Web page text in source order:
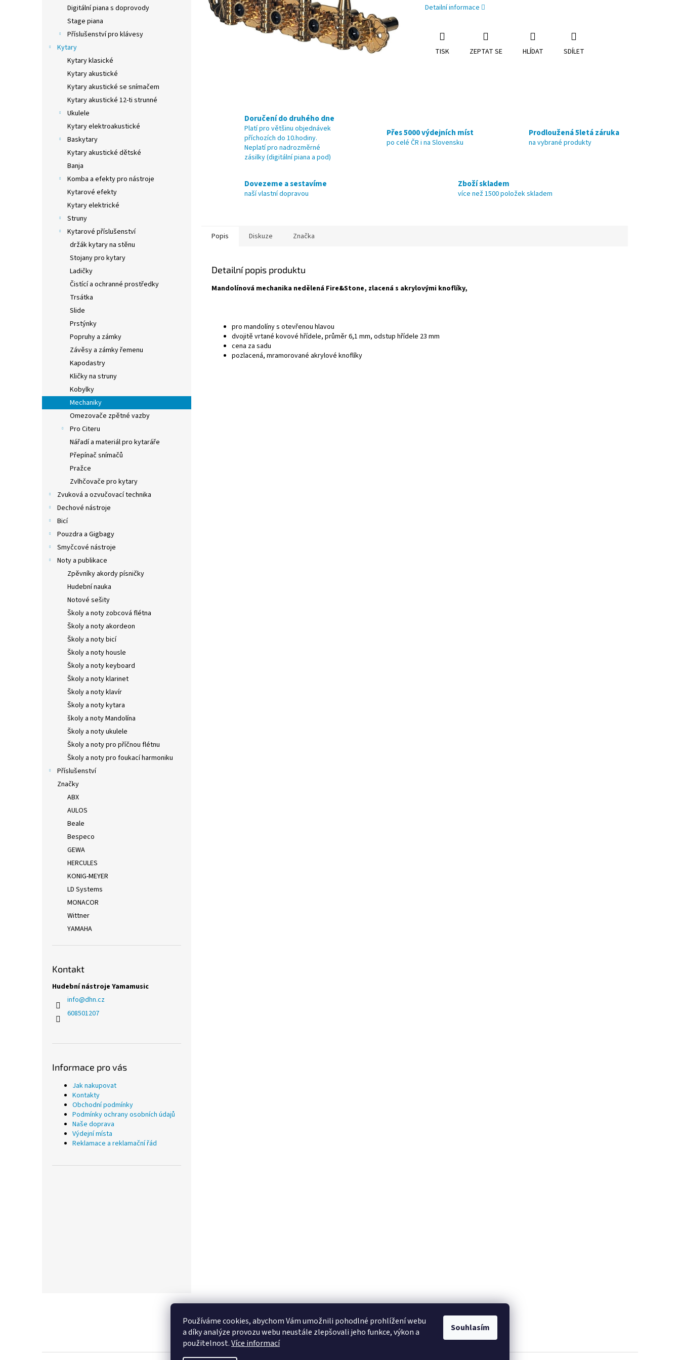
Používáme cookies, abychom Vám umožnili pohodlné prohlížení webu
a díky analýze provozu webu neustále zlepšovali jeho funkce, výkon a
použitelnost.Více informací
Souhlasím
Digitální piana s doprovody
Stage piana
Příslušenství pro klávesy
Kytary
Kytary klasické
Kytary akustické
Kytary akustické se snímačem
Kytary akustické 12-ti strunné
Ukulele
Kytary elektroakustické
Baskytary
Kytary akustické dětské
Banja
Komba a efekty pro nástroje
Kytarové efekty
Kytary elektrické
Struny
Kytarové příslušenství
držák kytary na stěnu
Stojany pro kytary
Ladičky
Čistící a ochranné prostředky
Trsátka
Slide
Prstýnky
Popruhy a zámky
Závěsy a zámky řemenu
Kapodastry
Kličky na struny
Kobylky
Mechaniky
Omezovače zpětné vazby
Pro Citeru
Nářadí a materiál pro kytaráře
Přepínač snímačů
Pražce
Zvlhčovače pro kytary
Zvuková a ozvučovací technika
Dechové nástroje
Bicí
Pouzdra a Gigbagy
Smyčcové nástroje
Noty a publikace
Zpěvníky akordy písničky
Hudební nauka
Notové sešity
Školy a noty zobcová flétna
Školy a noty akordeon
Školy a noty bicí
Školy a noty housle
Školy a noty keyboard
Školy a noty klarinet
Školy a noty klavír
Školy a noty kytara
školy a noty Mandolína
Školy a noty ukulele
Školy a noty pro příčnou flétnu
Školy a noty pro foukací harmoniku
Příslušenství
Značky
ABX
AULOS
Beale
Bespeco
GEWA
HERCULES
KONIG-MEYER
LD Systems
MONACOR
Wittner
YAMAHA
Kontakt
Hudební nástroje Yamamusic
info@dhn.cz
608501207
Informace pro vás
Jak nakupovat
Kontakty
Obchodní podmínky
Podmínky ochrany osobních údajů
Naše doprava
Výdejní místa
Reklamace a reklamační řád
Detailní informace
TISK ZEPTAT SE HLÍDAT SDÍLET
Doručení do druhého dne
Platí pro většinu objednávek
příchozích do 10.hodiny.
Neplatí pro nadrozměrné
zásilky (digitální piana a pod)
Přes 5000 výdejních míst
po celé ČR i na Slovensku
Prodloužená 5letá záruka
na vybrané produkty
Dovezeme a sestavíme
naší vlastní dopravou
Zboží skladem
více než 1500 položek skladem
Popis Diskuze Značka
Detailní popis produktu
Mandolínová mechanika nedělená Fire&Stone, zlacená s akrylovými knoflíky,
pro mandolíny s otevřenou hlavou
dvojitě vrtané kovové hřídele, průměr 6,1 mm, odstup hřídele 23 mm
cena za sadu
pozlacená, mramorované akrylové knoflíky